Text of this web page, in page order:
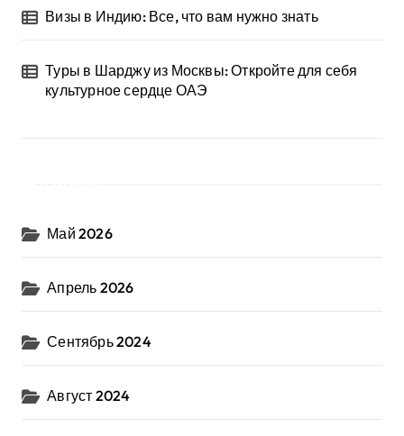
Визы в Индию: Все, что вам нужно знать
Туры в Шарджу из Москвы: Откройте для себя
культурное сердце ОАЭ
Май 2026
Апрель 2026
Сентябрь 2024
Август 2024